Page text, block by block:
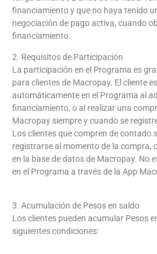
financiamiento y que no haya tenido
negociación de pago activa, cuando
financiamiento.
2. Requisitos de Participación
La participación en el Programa es
para clientes de Macropay. El cliente
automáticamente en el Programa al
financiamiento, o al realizar una
Macropay siempre y cuando se
Los clientes que compren de contado
registrarse al momento de la compra,
en la base de datos de Macropay. No
en el Programa a través de la App
3. Acumulación de Pesos en saldo
Los clientes pueden acumular Pesos
siguientes condiciones: